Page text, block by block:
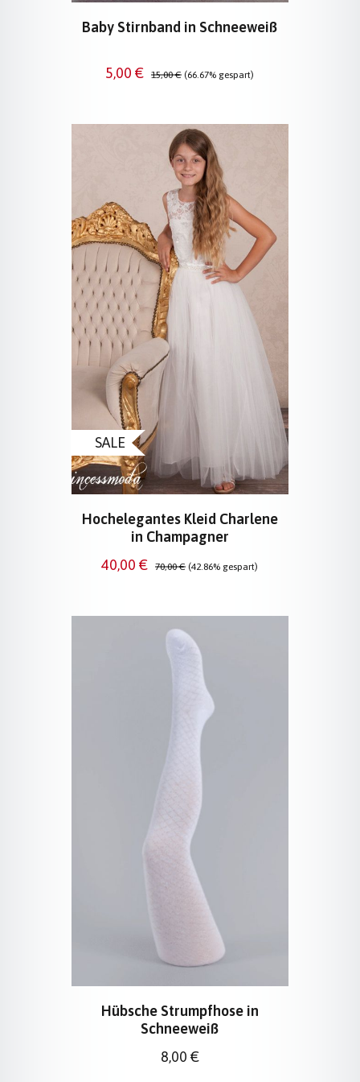
Baby Stirnband in Schneeweiß
Verkaufspreis:
5,00 € Regulärer Preis:
15,00 € (66.67% gespart)
SALE
Hochelegantes Kleid Charlene
in Champagner
Verkaufspreis:
40,00 € Regulärer Preis:
70,00 € (42.86% gespart)
Hübsche Strumpfhose in
Schneeweiß
Regulärer Preis:
8,00 €